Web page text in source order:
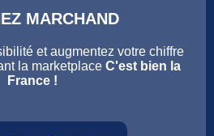
MARCHAND
et augmentez votre chiffre
la marketplace C'est bien la
France !